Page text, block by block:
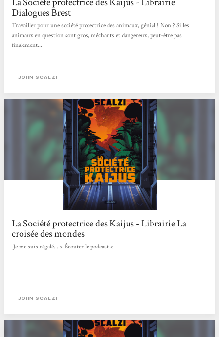
Dialogues Brest
Travailler pour une société protectrice des animaux, génial ! Non ? Si les
animaux en question sont gros, méchants et dangereux, peut-être pas
finalement...
JOHN SCALZI
La Société protectrice des Kaijus - Librairie La
croisée des mondes
Je me suis régalé... > Écouter le podcast <
JOHN SCALZI